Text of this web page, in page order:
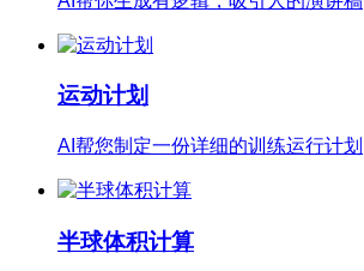
运动计划
AI帮您制定一份详细的训练运行计划
半球体积计算